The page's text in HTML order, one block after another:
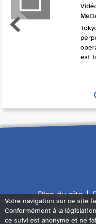
est
Plan du site
Accès sourds et
Votre navigation sur ce site
Conformément à la
ce suivi est anonyme et ne